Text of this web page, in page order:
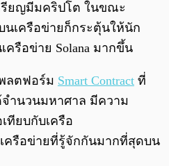
รียญมีมคริปโต ในขณะ
นเครือข่ายก็กระตุ้นให้นัก
ครือข่าย Solana มากขึ้น
พลตฟอร์ม Smart Contract ที่
ำนวนมหาศาล มีความ
ทียบกับเครือ
ครือข่ายที่รู้จักกันมากที่สุดบน